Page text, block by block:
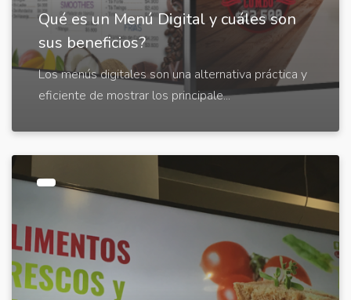
Qué es un Menú Digital y cuáles son
sus beneficios?
Los menús digitales son una alternativa práctica y
eficiente de mostrar los principale...